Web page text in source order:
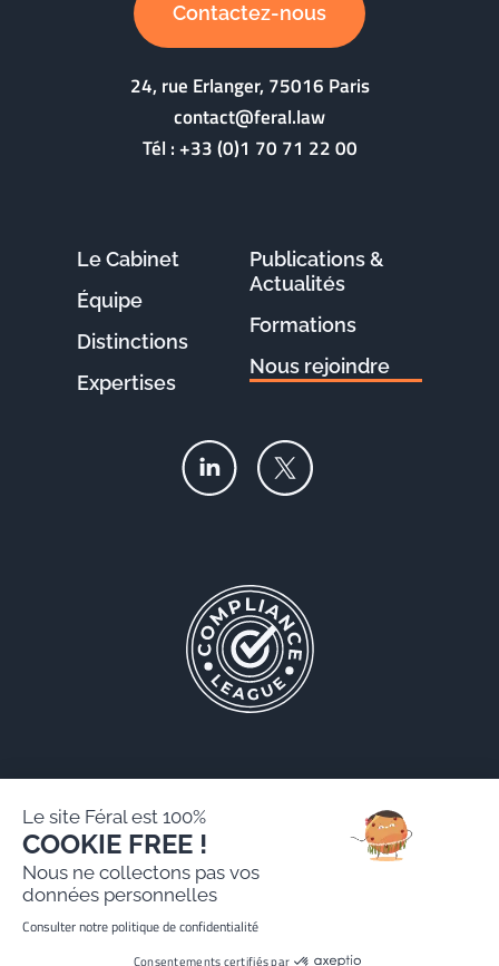
Contactez-nous
24, rue Erlanger, 75016 Paris
contact@feral.law
Tél :+33 (0)1 70 71 22 00
Le Cabinet
Équipe
Distinctions
Expertises
Publications &
Actualités
Formations
Nous rejoindre
Mentions légales
Politique de protection des données personnelles
Site réalisé par Paradygm
Le site Féral est 100%
COOKIE FREE !
Nous ne collectons pas vos
données personnelles
Consulter notre politique de confidentialité
Consentements certifiés par